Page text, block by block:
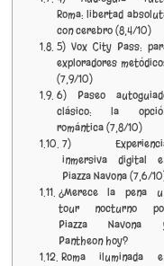
Roma: libertad
con cerebro (8,4/10)
5) Vox City Pass:
exploradores
(7,9/10)
6) Paseo
clásico: la
romántica (7,8/10)
7)
inmersiva digital
Piazza Navona (7,6/
¿Merece la pena
tour nocturno
Piazza Navona
Pantheon hoy?
Roma iluminada